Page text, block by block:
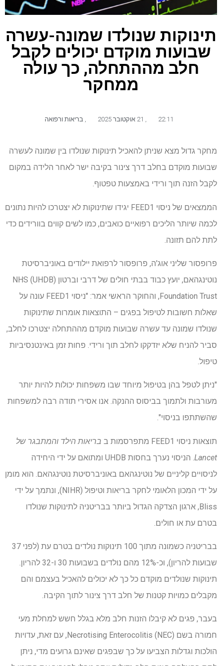
תינוקות שנולדו שמונה-עשרה
שבועות מוקדם יכולים לקבל
חלב מההתחלה, כך עולה
ממחקר
22:11 בריאות ורפואה
מחקר גדול מצא שניתן להאכיל תינוקות שנולדו בין שמונה לעשרה
שבועות מוקדם בחלב דרך צינור בקיבה ישר לאחר הלידה במקום
לקבל הזנה תוך ורידי באמצעות טפטוף.
הממצאים של ניסוי FEED1 יגידו שתינוקות לא יצטרכו להיות נתונים
לכמה שיותר הליכים רפואיים כואבים, כמו לשים קווים בוורידים כדי
לתת להם תזונה.
פרופסור שליני אוג'ה, פרופסור לרפואת יילודים באוניברסיטת
נוטינגהאם, יועץ כבוד בבתי חולים של דרבי וברטון (UHDB) NHS
Foundation Trust, והחוקר הראשי אמר: "ניסוי FEED1 עונה על
שאלות חשובות לטיפול בפגים – התוצאות אומרות שתינוקות
שנולדו שמונה עד עשרה שבועות מוקדם מההתחלה יצטרכו לחלב,
סביר להניח שלא יזדקקו לחלב תוך ורידי. פחות זמן באינטנסיביות
טיפול.
"ניתן לטפל בהן בטיפול מיוחד שבו משפחות יכולות להיות יותר
מעורבות ולתמוך בביסוס ההנקה. אנו אסירי תודה רבה למשפחות
שהשתתפו בניסוי".
תוצאות ניסוי FEED1 מתפרסמות ב
בריאות הילד והמתבגר של
Lancet
. הניסוי נערך בחסות UHDB ומתואם על ידי היחידה
לניסויים קליניים של נוטינגהאם באוניברסיטת נוטינגהאם. הוא מומן
על ידי המכון הלאומי לחקר בריאות וטיפול (NIHR), ונתמך על ידי
Bliss, ארגון הצדקה הגדול ביותר בבריטניה לתינוקות שנולדו
בטרם עת או חולים.
בבריטניה כשמונה מתוך 100 תינוקות נולדים בטרם עת (לפני 37
שבועות להריון), וכ-12% מהם נולדים בשבועות 30 ו-32 להריון.
תינוקות שנולדים מוקדם כל כך לא יכולים להאכיל בעצמם והם
מקבלים כמויות קטנות של חלב דרך צינור לתוך הקיבה.
בעבר, פגים לא קיבלו הזנות חלב מלא בגלל חשש למחלת מעי
חמורה בשם Necrotising Enterocolitis (NEC), עם זאת, עדויות
הולכות וגדלות הצביעו על כך שבפגים שאינם גרועים מדי, ניתן